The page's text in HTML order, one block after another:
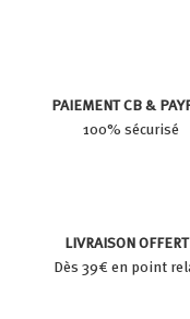
PAIEMENT CB &
100% sécurisé
LIVRAISON
Dès 39€ en point